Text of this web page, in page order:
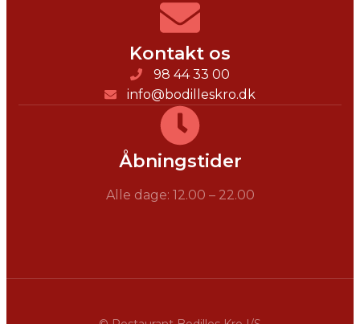
Kontakt os
98 44 33 00
info@bodilleskro.dk
Åbningstider
Alle dage: 12.00 – 22.00